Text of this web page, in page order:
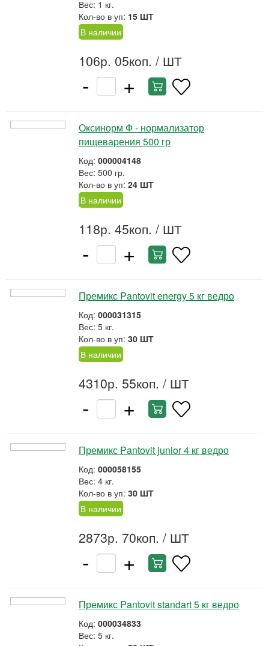
Вес: 1 кг.
Кол-во в уп: 15 ШТ
В наличии
106р. 05коп. / ШТ
- +
Оксинорм Ф - нормализатор
пищеварения 500 гр
Код: 000004148
Вес: 500 гр.
Кол-во в уп: 24 ШТ
В наличии
118р. 45коп. / ШТ
- +
Премикс Pantovit energy 5 кг ведро
Код: 000031315
Вес: 5 кг.
Кол-во в уп: 30 ШТ
В наличии
4310р. 55коп. / ШТ
- +
Премикс Pantovit junior 4 кг ведро
Код: 000058155
Вес: 4 кг.
Кол-во в уп: 30 ШТ
В наличии
2873р. 70коп. / ШТ
- +
Премикс Pantovit standart 5 кг ведро
Код: 000034833
Вес: 5 кг.